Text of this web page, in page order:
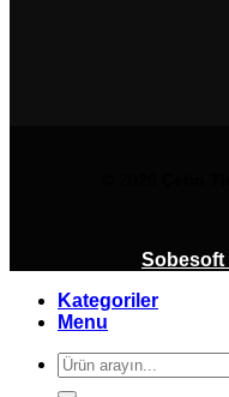
Sobesoft
Kategoriler
Menu
Ara: